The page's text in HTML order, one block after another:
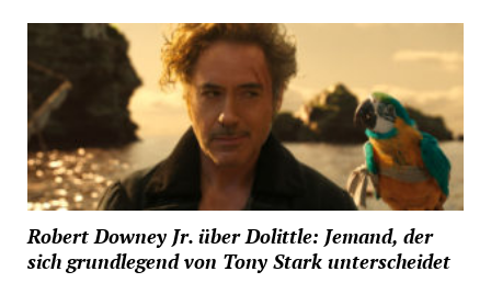
Robert Downey Jr. über Dolittle: Jemand, der
sich grundlegend von Tony Stark unterscheidet